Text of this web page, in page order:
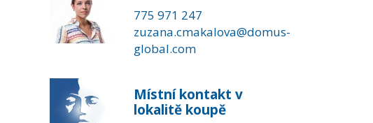
775 971 247
zuzana.cmakalova@domus-
global.com
Místní kontakt v
lokalitě koupě